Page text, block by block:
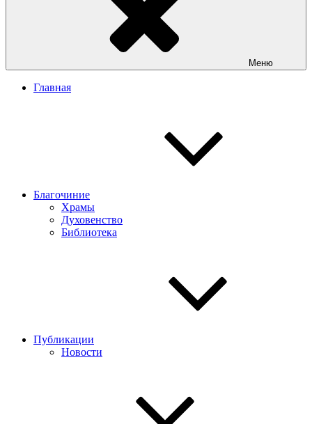
Меню
Главная
Благочиние
Храмы
Духовенство
Библиотека
Публикации
Новости